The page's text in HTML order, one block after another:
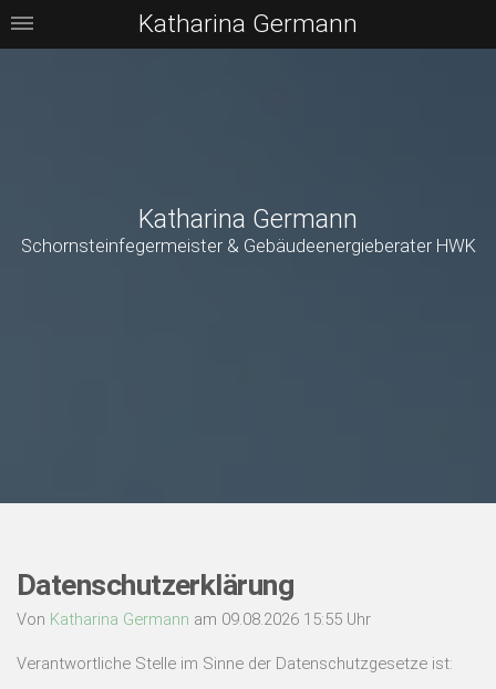
Katharina Germann
Schornsteinfegermeister & Gebäudeenergieberater HWK
Datenschutzerklärung
Von Katharina Germann am 09.08.2026 15:55 Uhr
Verantwortliche Stelle im Sinne der Datenschutzgesetze ist:
Katharina Germann